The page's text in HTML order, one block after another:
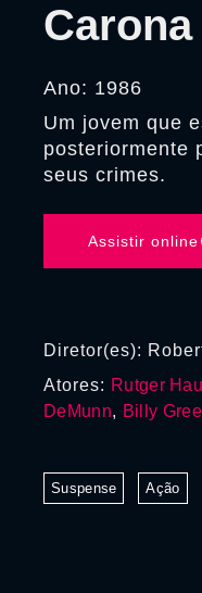
Ano: 1986
Um jovem que
posteriormente
seus crimes.
Assistir online
Diretor(es):
Atores: Rutger
DeMunn, Billy
Suspense Ação